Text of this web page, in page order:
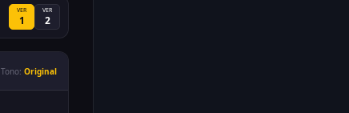
VER
1
VER
2
Tono: Original